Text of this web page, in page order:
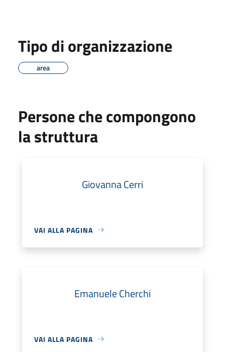
Tipo di organizzazione
area
Persone che compongono
la struttura
Giovanna Cerri
VAI ALLA PAGINA
Emanuele Cherchi
VAI ALLA PAGINA